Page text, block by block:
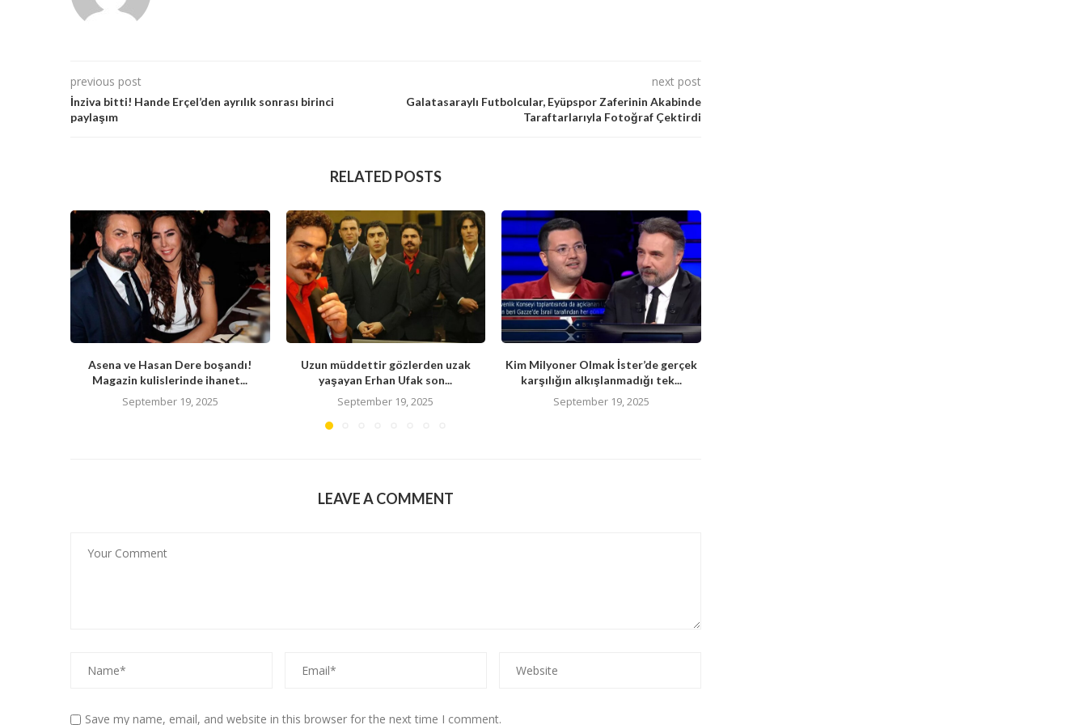
previous post
İnziva bitti! Hande Erçel’den ayrılık sonrası birinci
paylaşım
next post
Galatasaraylı Futbolcular, Eyüpspor Zaferinin Akabinde
Taraftarlarıyla Fotoğraf Çektirdi
RELATED POSTS
Asena ve Hasan Dere boşandı!
Magazin kulislerinde ihanet...
September 19, 2025
Uzun müddettir gözlerden uzak
yaşayan Erhan Ufak son...
September 19, 2025
Kim Milyoner Olmak İster’de gerçek
karşılığın alkışlanmadığı tek...
September 19, 2025
LEAVE A COMMENT
Save my name, email, and website in this browser for the next time I comment.